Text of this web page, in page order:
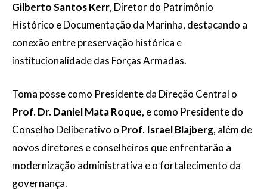
Gilberto Santos Kerr, Diretor do Patrimônio
Histórico e Documentação da Marinha, destacando a
conexão entre preservação histórica e
institucionalidade das Forças Armadas.
Toma posse como Presidente da Direção Central o
Prof. Dr. Daniel Mata Roque, e como Presidente do
Conselho Deliberativo o Prof. Israel Blajberg, além de
novos diretores e conselheiros que enfrentarão a
modernização administrativa e o fortalecimento da
governança.